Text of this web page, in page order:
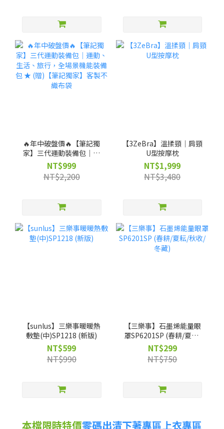
🔥年中破盤價🔥【筆記獨
家】三代運動裝備包｜運
動、生活、旅行，全場景
機能裝備包 ★ (贈)【筆記
獨家】客製不織布袋
NT$999
NT$2,200
【3ZeBra】溫揉頸｜肩頸
U型按摩枕
NT$1,999
NT$3,480
【sunlus】三樂事暖暖熱
敷墊(中)SP1218 (新版)
NT$599
NT$990
【三樂事】石墨烯能量眼
罩SP6201SP (春耕/夏耘/
秋收/冬藏)
NT$299
NT$750
本檔限時特價零碼出清下著專區上衣專區